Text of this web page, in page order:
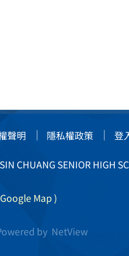
聲明 隱私權政策 登
CHUANG SENIOR HIGH
Map )
by NetView